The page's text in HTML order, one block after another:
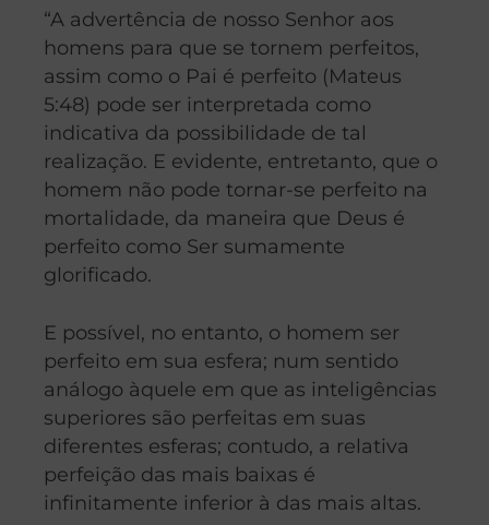
“A advertência de nosso Senhor aos
homens para que se tornem perfeitos,
assim como o Pai é perfeito (Mateus
5:48) pode ser interpretada como
indicativa da possibilidade de tal
realização. E evidente, entretanto, que o
homem não pode tornar-se perfeito na
mortalidade, da maneira que Deus é
perfeito como Ser sumamente
glorificado.
E possível, no entanto, o homem ser
perfeito em sua esfera; num sentido
análogo àquele em que as inteligências
superiores são perfeitas em suas
diferentes esferas; contudo, a relativa
perfeição das mais baixas é
infinitamente inferior à das mais altas.